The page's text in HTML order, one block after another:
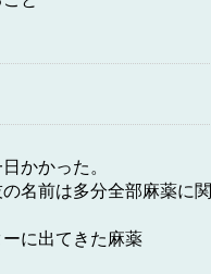
かかった。
名前は多分全部麻薬に
に出てきた麻薬